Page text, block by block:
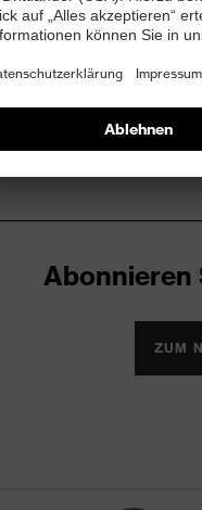
Abonnieren
ZUM